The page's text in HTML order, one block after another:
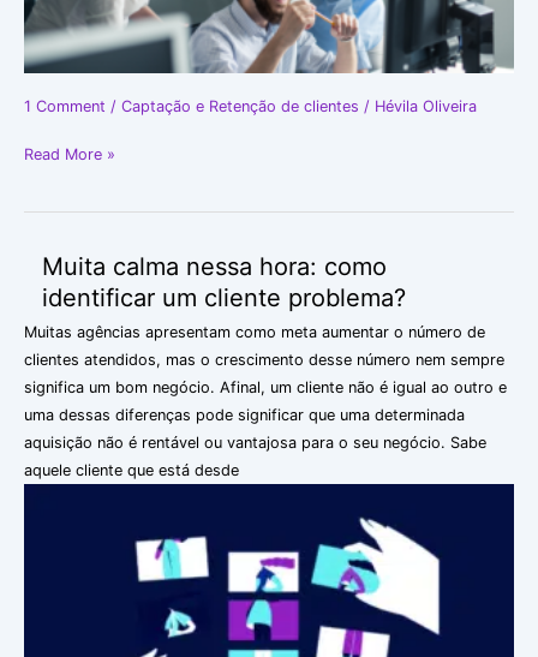
1 Comment / Captação e Retenção de clientes / Hévila Oliveira
Read More »
Muita calma nessa hora: como
identificar um cliente problema?
Muitas agências apresentam como meta aumentar o número de
clientes atendidos, mas o crescimento desse número nem sempre
significa um bom negócio. Afinal, um cliente não é igual ao outro e
uma dessas diferenças pode significar que uma determinada
aquisição não é rentável ou vantajosa para o seu negócio. Sabe
aquele cliente que está desde
Muita
calma
identificar
cliente
problema?